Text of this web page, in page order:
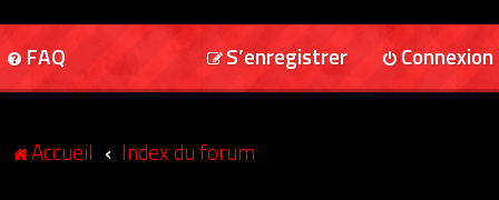
FAQ Connexion
S’enregistrer
Accueil Index du forum